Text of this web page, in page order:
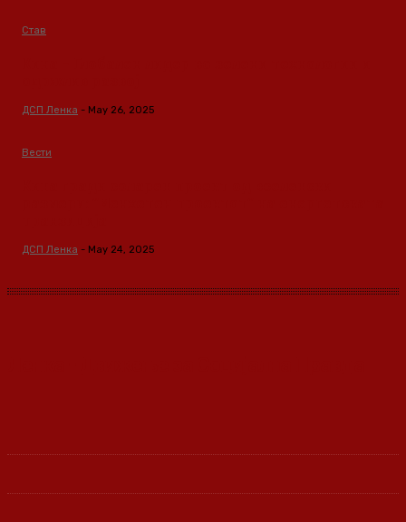
Став
ДСП Ленка - May 26, 2025
Вести
ДСП Ленка - May 24, 2025